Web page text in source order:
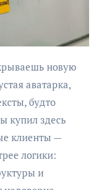
аватарка,
будто
купил здесь
клиенты —
логики:
и